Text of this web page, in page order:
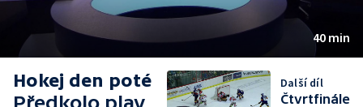
40 min
Hokej den poté
Předkolo play
Další díl
Čtvrtfinále